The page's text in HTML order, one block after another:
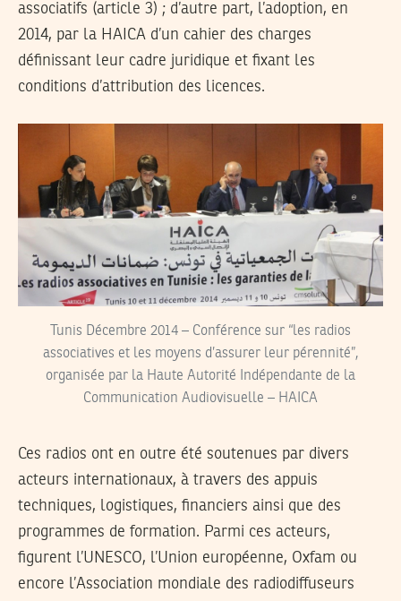
associatifs (article 3) ; d’autre part, l’adoption, en
2014, par la HAICA d’un cahier des charges
définissant leur cadre juridique et fixant les
conditions d’attribution des licences.
Tunis Décembre 2014 – Conférence sur “les radios
associatives et les moyens d’assurer leur pérennité”,
organisée par la Haute Autorité Indépendante de la
Communication Audiovisuelle – HAICA
Ces radios ont en outre été soutenues par divers
acteurs internationaux, à travers des appuis
techniques, logistiques, financiers ainsi que des
programmes de formation. Parmi ces acteurs,
figurent l’UNESCO, l’Union européenne, Oxfam ou
encore l’Association mondiale des radiodiffuseurs